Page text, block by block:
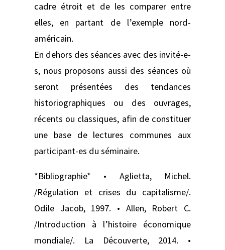
cadre étroit et de les comparer entre
elles, en partant de l’exemple nord-
américain.
En dehors des séances avec des invité-e-
s, nous proposons aussi des séances où
seront présentées des tendances
historiographiques ou des ouvrages,
récents ou classiques, afin de constituer
une base de lectures communes aux
participant-es du séminaire.
*Bibliographie* • Aglietta, Michel.
/Régulation et crises du capitalisme/.
Odile Jacob, 1997. • Allen, Robert C.
/Introduction à l’histoire économique
mondiale/. La Découverte, 2014. •